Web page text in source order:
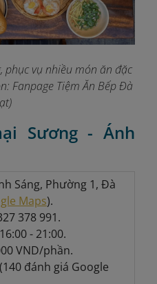
phục vụ nhiều món ăn đặc
Fanpage Tiệm Ăn Bếp Đà
Sương - Ánh
Sáng, Phường 1, Đà
Maps).
378 991.
- 21:00.
VND/phần.
đánh giá Google